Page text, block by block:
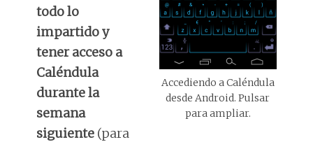
Accediendo a Caléndula
desde Android. Pulsar
para ampliar.
todo lo
impartido y
tener acceso a
Caléndula
durante la
semana
siguiente (para